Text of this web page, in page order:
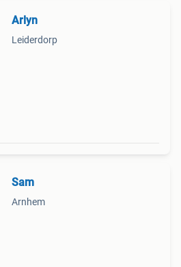
Arlyn
Leiderdorp
Sam
Arnhem